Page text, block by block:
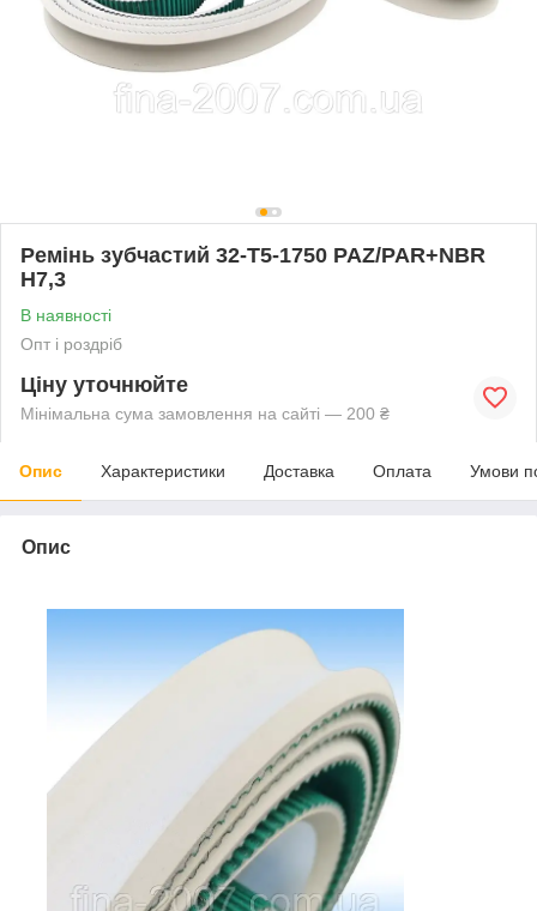
Ремінь зубчастий 32-T5-1750 PAZ/PAR+NBR
H7,3
В наявності
Опт і роздріб
Ціну уточнюйте
Мінімальна сума замовлення на сайті — 200 ₴
Опис Характеристики Доставка Оплата Умови
Опис